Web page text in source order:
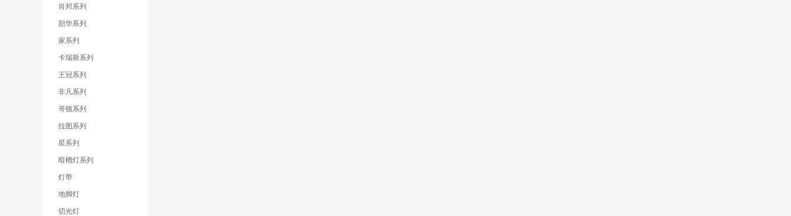
肖邦系列
韶华系列
家系列
卡瑞斯系列
王冠系列
非凡系列
哥顿系列
拉图系列
星系列
暗槽灯系列
灯带
地脚灯
切光灯